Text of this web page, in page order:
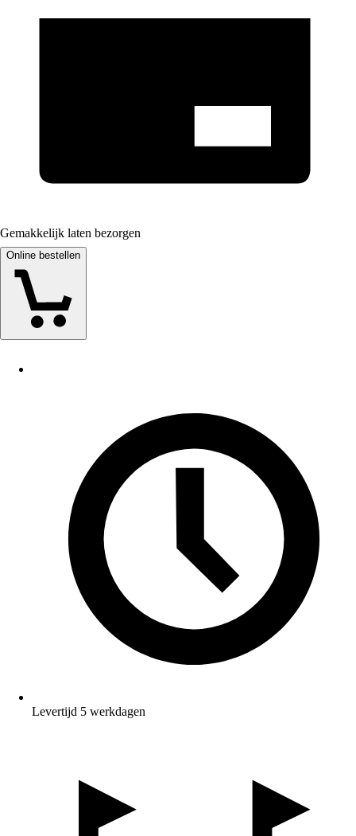
Gemakkelijk laten bezorgen
Online bestellen
Levertijd 5 werkdagen